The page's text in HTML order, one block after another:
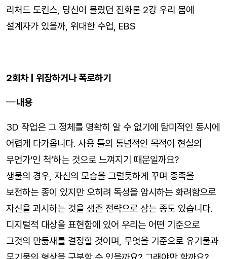
리처드 도킨스, 당신이 몰랐던 진화론 2강 우리 몸에
설계자가 있을까, 위대한 수업, EBS
2회차 | 위장하거나 폭로하기
내용
3D 작업은 그 정체를 명확히 알 수 없기에 탐미적인 동시에
어렵게 다가옵니다. 사용 툴의 통념적인 목적이 현실의
무언가‘인 척’하는 것으로 느껴지기 때문일까요?
생물의 경우, 자신의 모습을 그럴듯하게 꾸며 종족을
보전하는 종이 있지만 오히려 독성을 암시하는 화려함으로
자신을 과시하는 것을 생존 전략으로 삼는 종도 있습니다.
디지털적 대상을 표현함에 있어 우리는 어떤 기준으로
그것의 만듦새를 결정할 것이며, 무엇을 기준으로 유기물과